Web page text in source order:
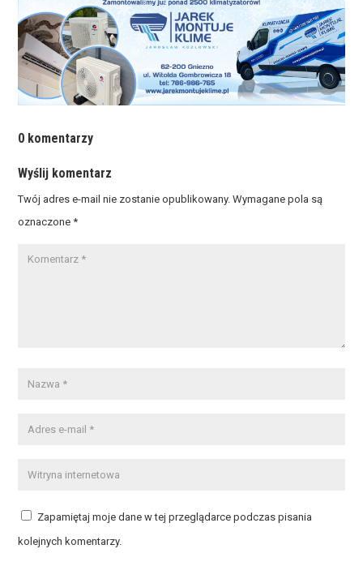
0 komentarzy
Wyślij komentarz
Twój adres e-mail nie zostanie opublikowany. Wymagane pola są
oznaczone*
Zapamiętaj moje dane w tej przeglądarce podczas pisania
kolejnych komentarzy.